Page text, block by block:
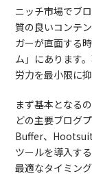
ニッチ市場でブ
質の良いコンテ
ガーが直面する
ム」にあります
労力を最小限に
まず基本となる
どの主要ブログ
Buffer、
ツールを導入す
最適なタイミン